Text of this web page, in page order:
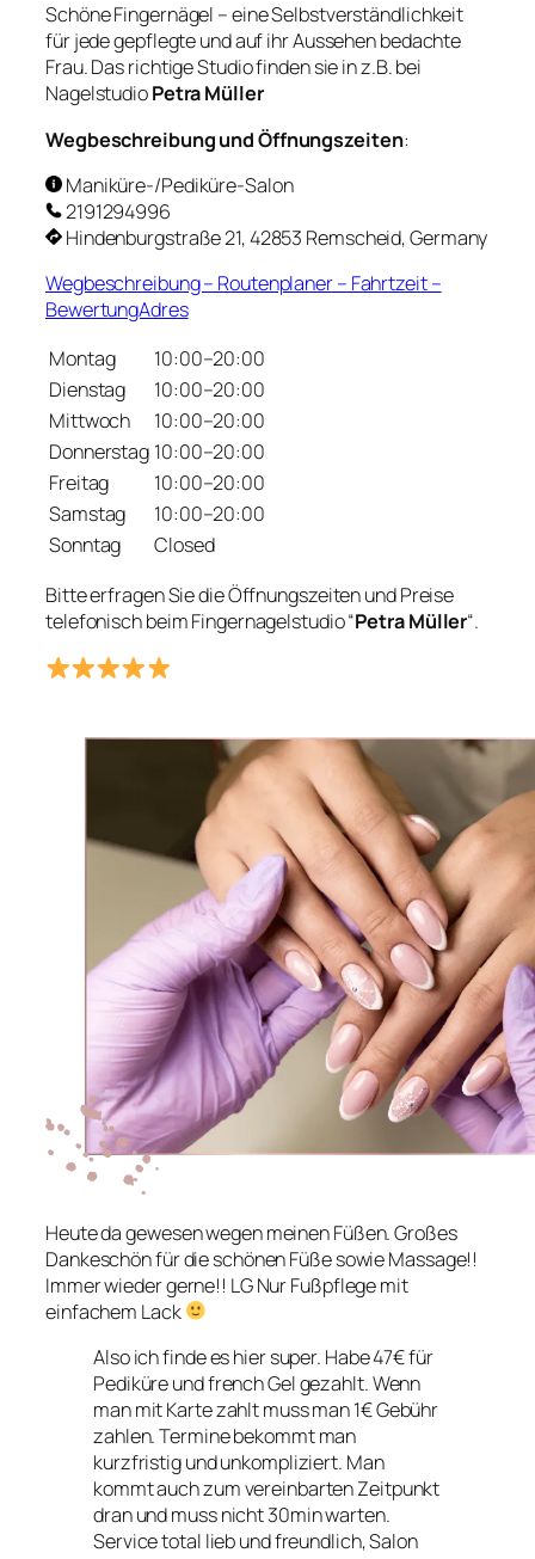
Schöne Fingernägel – eine Selbstverständlichkeit
für jede gepflegte und auf ihr Aussehen bedachte
Frau. Das richtige Studio finden sie in z.B. bei
NagelstudioPetra Müller
Wegbeschreibung und Öffnungszeiten:
Maniküre-/Pediküre-Salon
2191294996
Hindenburgstraße 21, 42853 Remscheid, Germany
Wegbeschreibung – Routenplaner – Fahrtzeit –
BewertungAdres
Montag
10:00–20:00
Dienstag
10:00–20:00
Mittwoch
10:00–20:00
Donnerstag 10:00–20:00
Freitag
10:00–20:00
Samstag
10:00–20:00
Sonntag
Closed
Bitte erfragen Sie die Öffnungszeiten und Preise
telefonisch beim Fingernagelstudio “Petra Müller“.
Heute da gewesen wegen meinen Füßen. Großes
Dankeschön für die schönen Füße sowie Massage!!
Immer wieder gerne!! LG Nur Fußpflege mit
einfachem Lack
Also ich finde es hier super. Habe 47€ für
Pediküre und french Gel gezahlt. Wenn
man mit Karte zahlt muss man 1€ Gebühr
zahlen. Termine bekommt man
kurzfristig und unkompliziert. Man
kommt auch zum vereinbarten Zeitpunkt
dran und muss nicht 30min warten.
Service total lieb und freundlich, Salon